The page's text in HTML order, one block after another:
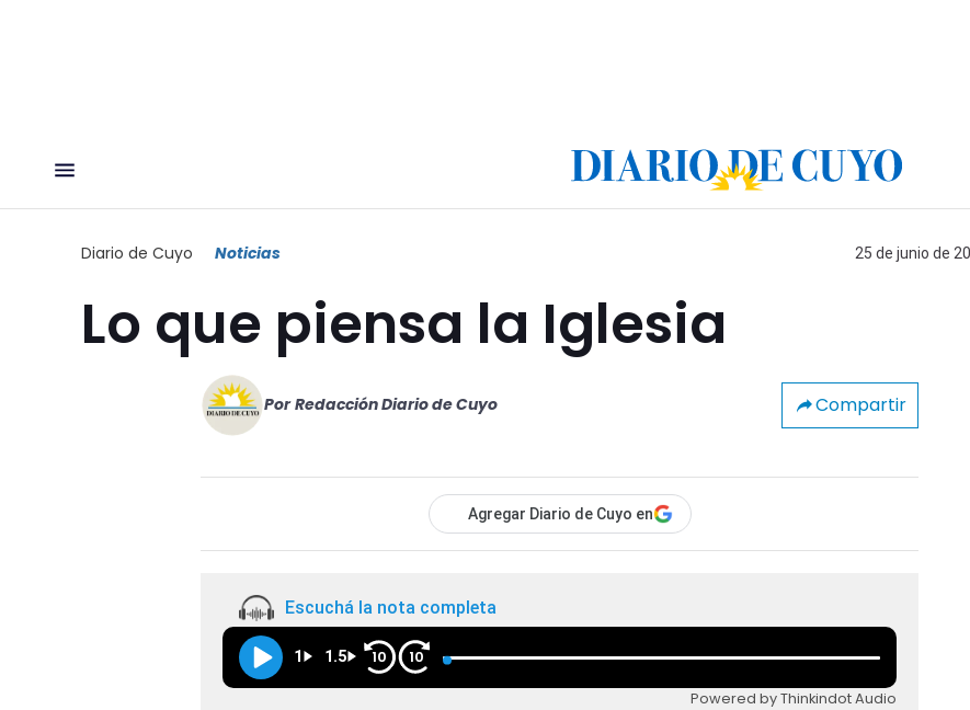
Diario de Cuyo Noticias 25 de junio de
Lo que piensa la Iglesia
Por Redacción Diario de Cuyo Compartir
Agregar Diario de Cuyo en
Escuchá la nota completa
1 1.5 10 10
Powered by Thinkindot Audio